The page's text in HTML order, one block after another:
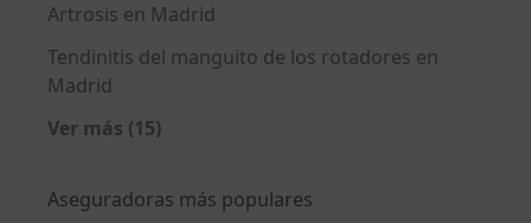
Artrosis en Madrid
Tendinitis del manguito de los rotadores en
Madrid
Ver más (15)
Aseguradoras más populares